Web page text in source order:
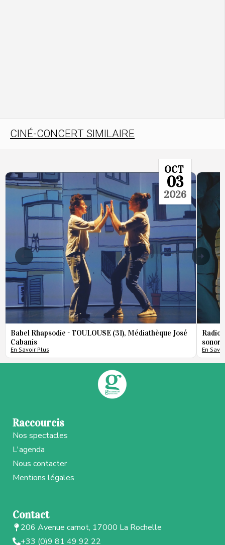
CINÉ-CONCERT SIMILAIRE
OCT
03
2026
Babel Rhapsodie - TOULOUSE (31), Médiathèque José
Cabanis
En Savoir Plus
Radio
En
Raccourcis
Nos spectacles
L'agenda
Nous contacter
Mentions légales
Contact
206 Avenue carnot, 17000 La Rochelle
+33 (0)9 81 49 92 22